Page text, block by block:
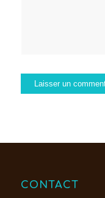
CONTACT